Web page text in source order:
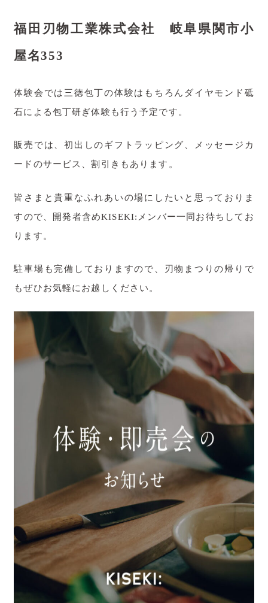
お知らせ
旅する包丁
工場体験のご予約
取材・掲載のお問い合わせ
福田刃物工業株式会社 岐阜県関市小
屋名353
体験会では三徳包丁の体験はもちろんダイヤモンド砥
石による包丁研ぎ体験も行う予定です。
販売では、初出しのギフトラッピング、メッセージカ
ードのサービス、割引きもあります。
皆さまと貴重なふれあいの場にしたいと思っておりま
すので、開発者含めKISEKI:メンバー一同お待ちしてお
ります。
駐車場も完備しておりますので、刃物まつりの帰りで
もぜひお気軽にお越しください。